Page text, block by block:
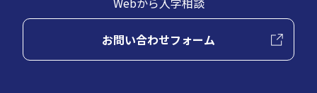
お問い合わせフォーム